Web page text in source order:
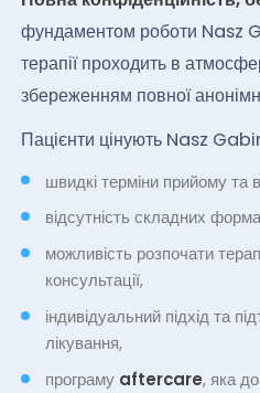
фундаментом роботи Nasz
терапії проходить в
збереженням повної
Пацієнти цінують Nasz
швидкі терміни прийому та
відсутність складних
можливість розпочати
консультації,
індивідуальний підхід та
лікування,
програму aftercare, яка